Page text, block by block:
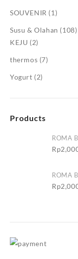
SOUVENIR (1)
Susu & Olahan (108)
KEJU (2)
thermos (7)
Yogurt (2)
Products
ROMA
Rp
ROMA
Rp